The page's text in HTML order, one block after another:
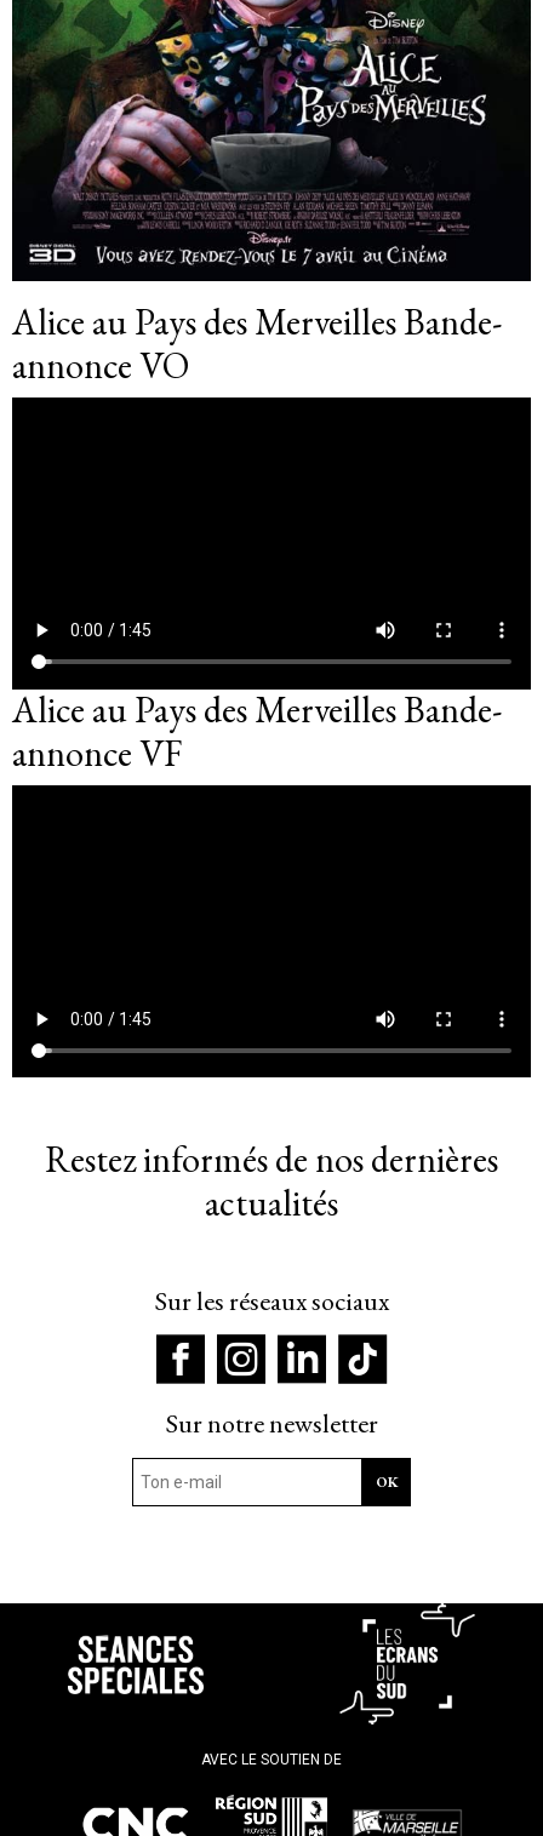
Alice au Pays des Merveilles Bande-
annonce VO
Alice au Pays des Merveilles Bande-
annonce VF
Restez informés de nos dernières
actualités
Sur les réseaux sociaux
Sur notre newsletter
AVEC LE SOUTIEN DE